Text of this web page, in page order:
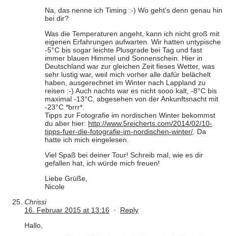
Na, das nenne ich Timing :-) Wo geht’s denn genau hin
bei dir?
Was die Temperaturen angeht, kann ich nicht groß mit
eigenen Erfahrungen aufwarten. Wir hatten untypische
-5°C bis sogar leichte Plusgrade bei Tag und fast
immer blauen Himmel und Sonnenschein. Hier in
Deutschland war zur gleichen Zeit fieses Wetter, was
sehr lustig war, weil mich vorher alle dafür belächelt
haben, ausgerechnet im Winter nach Lappland zu
reisen :-) Auch nachts war es nicht sooo kalt, -8°C bis
maximal -13°C, abgesehen von der Ankunftsnacht mit
-23°C *brrr*.
Tipps zur Fotografie im nordischen Winter bekommst
du aber hier: http://www.5reicherts.com/2014/02/10-
tipps-fuer-die-fotografie-im-nordischen-winter/. Da
hatte ich mich eingelesen.
Viel Spaß bei deiner Tour! Schreib mal, wie es dir
gefallen hat, ich würde mich freuen!
Liebe Grüße,
Nicole
Chrissi
16. Februar 2015 at 13:16 · Reply
Hallo,